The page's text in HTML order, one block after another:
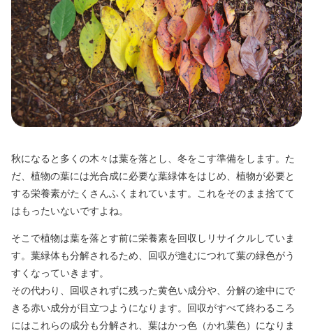
秋になると多くの木々は葉を落とし、冬をこす準備をします。た
だ、植物の葉には光合成に必要な葉緑体をはじめ、植物が必要と
する栄養素がたくさんふくまれています。これをそのまま捨てて
はもったいないですよね。
そこで植物は葉を落とす前に栄養素を回収しリサイクルしていま
す。葉緑体も分解されるため、回収が進むにつれて葉の緑色がう
すくなっていきます。
その代わり、回収されずに残った黄色い成分や、分解の途中にで
きる赤い成分が目立つようになります。回収がすべて終わるころ
にはこれらの成分も分解され、葉はかっ色（かれ葉色）になりま